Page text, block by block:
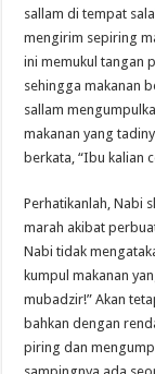
sallam di tempat
mengirim sepiring
ini memukul tangan
sehingga makanan
sallam
makanan yang
berkata, “Ibu kalian
Perhatikanlah, Nabi
marah akibat
Nabi tidak
kumpul makanan
mubadzir!” Akan
bahkan dengan
piring dan